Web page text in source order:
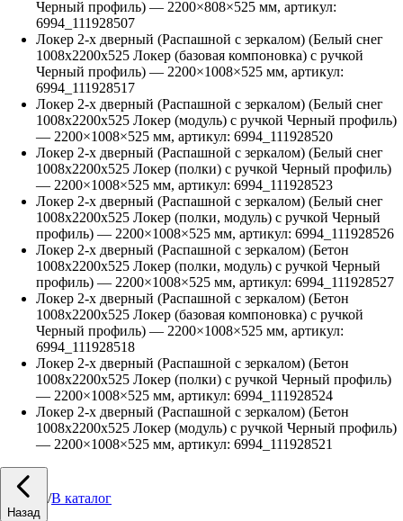
Черный профиль) — 2200×808×525 мм, артикул:
6994_111928507
Локер 2-х дверный (Распашной с зеркалом) (Белый снег
1008х2200х525 Локер (базовая компоновка) с ручкой
Черный профиль) — 2200×1008×525 мм, артикул:
6994_111928517
Локер 2-х дверный (Распашной с зеркалом) (Белый снег
1008х2200х525 Локер (модуль) с ручкой Черный профиль)
— 2200×1008×525 мм, артикул: 6994_111928520
Локер 2-х дверный (Распашной с зеркалом) (Белый снег
1008х2200х525 Локер (полки) с ручкой Черный профиль)
— 2200×1008×525 мм, артикул: 6994_111928523
Локер 2-х дверный (Распашной с зеркалом) (Белый снег
1008х2200х525 Локер (полки, модуль) с ручкой Черный
профиль) — 2200×1008×525 мм, артикул: 6994_111928526
Локер 2-х дверный (Распашной с зеркалом) (Бетон
1008х2200х525 Локер (полки, модуль) с ручкой Черный
профиль) — 2200×1008×525 мм, артикул: 6994_111928527
Локер 2-х дверный (Распашной с зеркалом) (Бетон
1008х2200х525 Локер (базовая компоновка) с ручкой
Черный профиль) — 2200×1008×525 мм, артикул:
6994_111928518
Локер 2-х дверный (Распашной с зеркалом) (Бетон
1008х2200х525 Локер (полки) с ручкой Черный профиль)
— 2200×1008×525 мм, артикул: 6994_111928524
Локер 2-х дверный (Распашной с зеркалом) (Бетон
1008х2200х525 Локер (модуль) с ручкой Черный профиль)
— 2200×1008×525 мм, артикул: 6994_111928521
Назад
/В каталог